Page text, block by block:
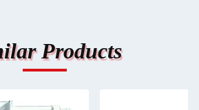
Products